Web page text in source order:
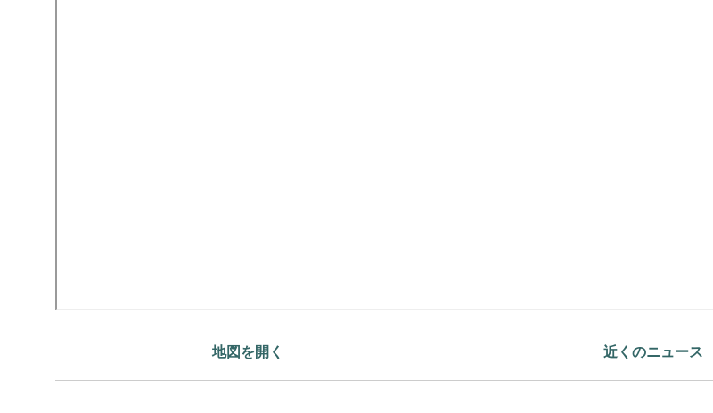
地図を開く 近くのニュース